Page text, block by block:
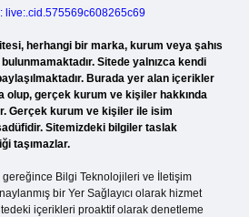
live:.cid.575569c608265c69
herhangi bir marka, kurum veya şahıs
Sitede yalnızca kendi
Burada yer alan içerikler
olup, gerçek kurum ve kişiler hakkında
Gerçek kurum ve kişiler ile isim
Sitemizdeki bilgiler taslak
taşımazlar.
gereğince Bilgi Teknolojileri ve İletişim
bir Yer Sağlayıcı olarak hizmet
içerikleri proaktif olarak denetleme